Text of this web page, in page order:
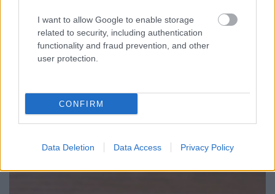
I want to allow Google to enable storage
related to security, including authentication
functionality and fraud prevention, and other
user protection.
CONFIRM
Data Deletion Data Access Privacy Policy